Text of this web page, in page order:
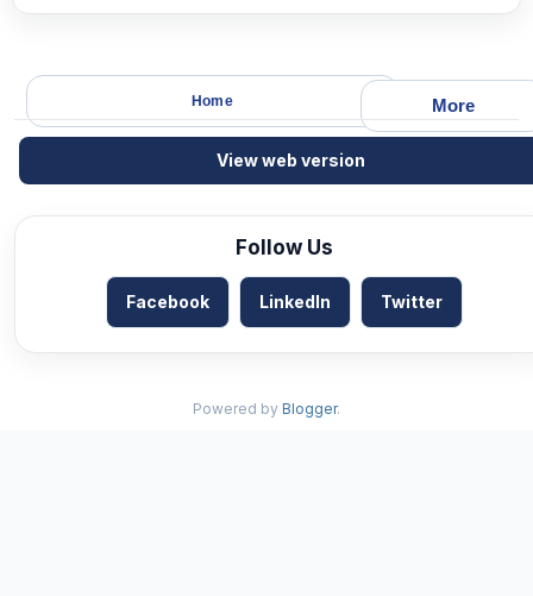
More
Home
View web version
Follow Us
Facebook LinkedIn Twitter
Powered by Blogger.